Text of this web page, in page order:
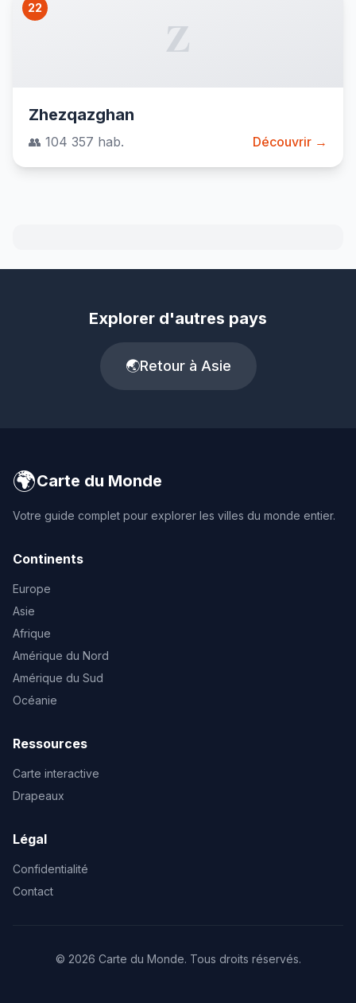
22
Z
Zhezqazghan
👥 104 357 hab. Découvrir →
Explorer d'autres pays
🌏Retour à Asie
🌍Carte du Monde
Votre guide complet pour explorer les villes du monde entier.
Continents
Europe
Asie
Afrique
Amérique du Nord
Amérique du Sud
Océanie
Ressources
Carte interactive
Drapeaux
Légal
Confidentialité
Contact
© 2026 Carte du Monde. Tous droits réservés.